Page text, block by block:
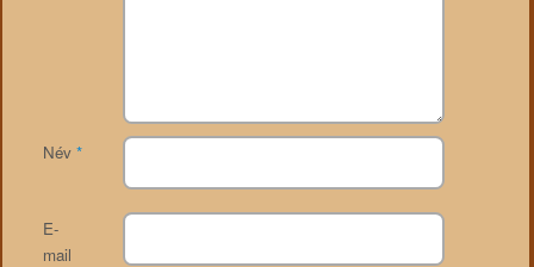
Név *
E-
mail